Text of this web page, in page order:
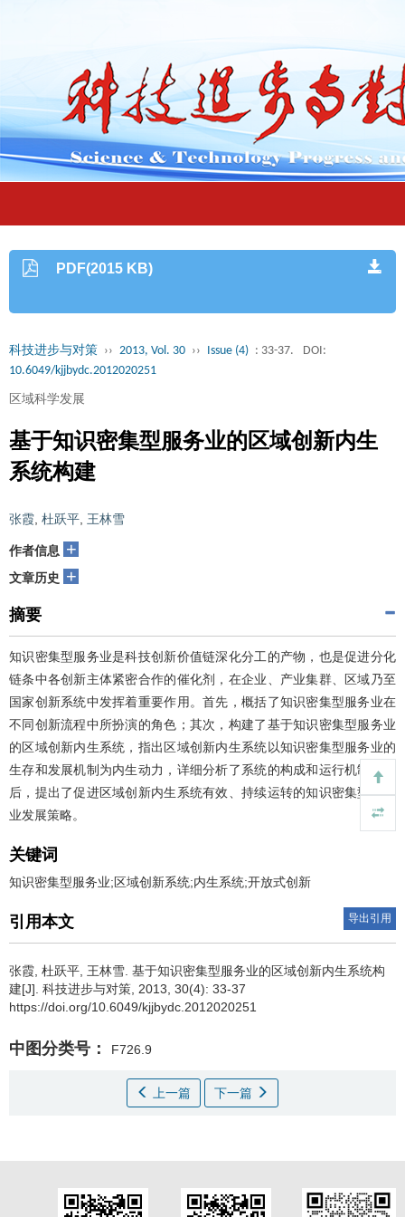
PDF(2015 KB)
科技进步与对策 ›› 2013, Vol. 30 ›› Issue (4) : 33-37.
DOI:
10.6049/kjjbydc.2012020251
区域科学发展
基于知识密集型服务业的区域创新内生
系统构建
张霞 杜跃平 王林雪
作者信息 +
文章历史 +
摘要
知识密集型服务业是科技创新价值链深化分工的产物，也是促进分化
链条中各创新主体紧密合作的催化剂，在企业、产业集群、区域乃至
国家创新系统中发挥着重要作用。首先，概括了知识密集型服务业在
不同创新流程中所扮演的角色；其次，构建了基于知识密集型服务业
的区域创新内生系统，指出区域创新内生系统以知识密集型服务业的
生存和发展机制为内生动力，详细分析了系统的构成和运行机制；最
后，提出了促进区域创新内生系统有效、持续运转的知识密集型服务
业发展策略。
关键词
知识密集型服务业;区域创新系统;内生系统;开放式创新
引用本文 导出引用
张霞 杜跃平 王林雪 基于知识密集型服务业的区域创新内生系统构
建[J]. 科技进步与对策, 2013, 30(4): 33-37
https://doi.org/10.6049/kjjbydc.2012020251
中图分类号： F726.9
上一篇 下一篇